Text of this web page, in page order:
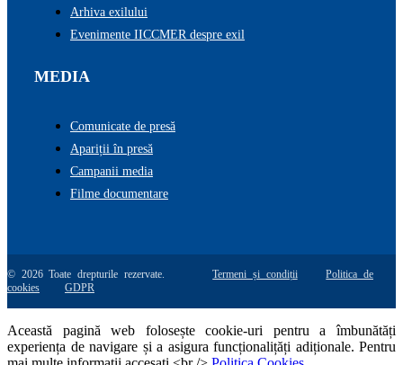
Arhiva exilului
Evenimente IICCMER despre exil
MEDIA
Comunicate de presă
Apariții în presă
Campanii media
Filme documentare
© 2026 Toate drepturile rezervate.Termeni și condiții
Politica de
cookies
GDPR
Această pagină web folosește cookie-uri pentru a îmbunătăți
experiența de navigare și a asigura funcționalițăți adiționale. Pentru